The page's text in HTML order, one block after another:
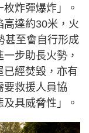
炸彈爆炸」。
高達約30米，火
甚至會自行形成
步助長火勢，
已經焚毀，亦有
要救援人員協
具威脅性」。